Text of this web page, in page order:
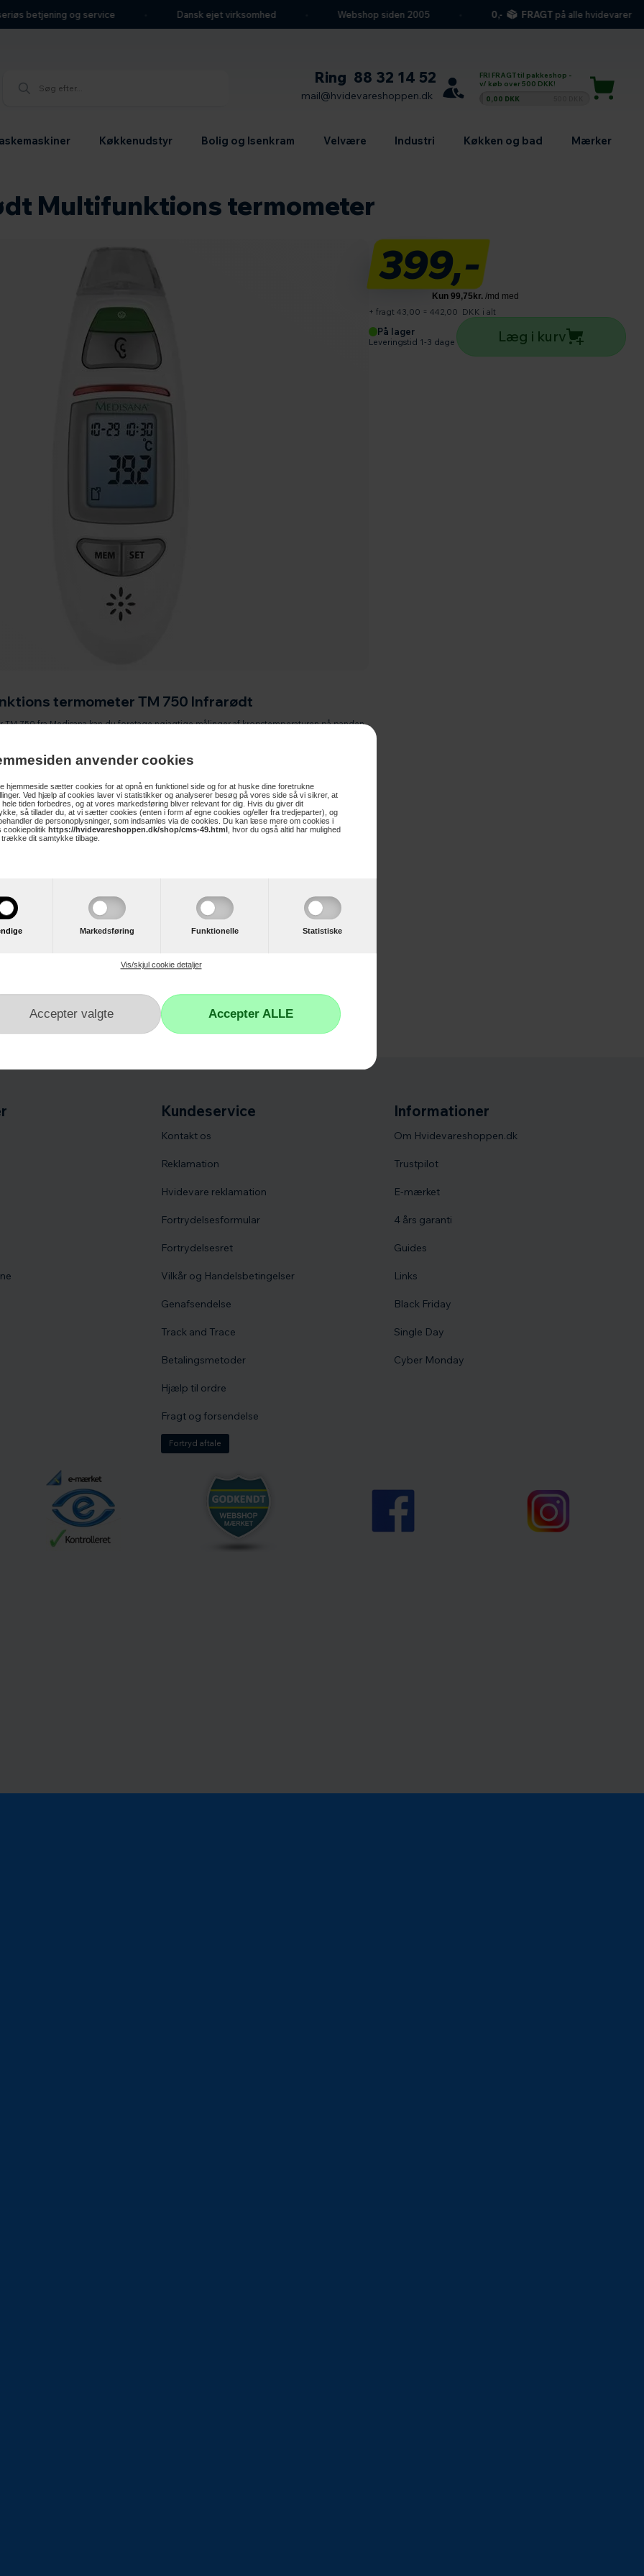
anvender cookies
hjemmeside sætter cookies for at opnå en funktionel side og for at huske dine foretrukne
Ved hjælp af cookies laver vi statistikker og analyserer besøg på vores side så vi sikrer, at
hele tiden forbedres, og at vores markedsføring bliver relevant for dig. Hvis du giver dit
så tillader du, at vi sætter cookies (enten i form af egne cookies og/eller fra tredjeparter), og
de personoplysninger, som indsamles via de cookies. Du kan læse mere om cookies i
cookiepolitik https://hvidevareshoppen.dk/shop/cms-49.html , hvor du også altid har mulighed
trække dit samtykke tilbage.
Markedsføring Funktionelle Statistiske
Vis/skjul cookie detaljer
betjening og service Dansk ejet virksomhed Webshop siden 2005 FRAGTpå alle hvidevarer
Ring 88 32 14 52
mail@hvidevareshoppen.dk
FRI FRAGT til pakkeshop -
v/ køb over 500 DKK!
0,00 DKK
Køkkenudstyr Bolig og Isenkram Velvære Industri Køkken og bad Mærker
Multifunktions termometer
termometer TM 750 Infrarødt
750 fra Medisana kan du foretage nøjagtige målinger af kropstemperaturen på panden
kan TM 750 infrarødt termometer også bruges til at måle temperaturen på et objekt,
temperaturen på væsker eller overflader.
30 målte værdier.
på panden og i øret inden for få sekunder.
klar, og når målingen er afsluttet.
farveændring.
omgivelsestemperatur, væsker og overflader.
dato og tid.
34 - 43 ° C
- 100 ° C
på 0,1 ° C
399,-
+ fragt 43,00 = 442,00 DKK i alt
På lager
Leveringstid 1-3 dage
Antal produkter
Læg i kurv
Kundeservice
Kontakt os
Reklamation
Hvidevare reklamation
Fortrydelsesformular
Fortrydelsesret
Vilkår og Handelsbetingelser
Genafsendelse
Track and Trace
Betalingsmetoder
Hjælp til ordre
Fragt og forsendelse
Fortryd aftale
Informationer
Om Hvidevareshoppen.dk
Trustpilot
E-mærket
4 års garanti
Guides
Links
Black Friday
Single Day
Cyber Monday